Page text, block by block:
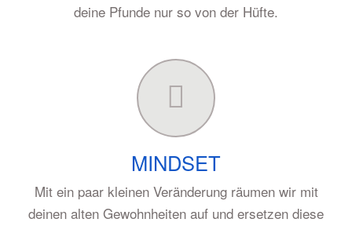
deine Pfunde nur so von der Hüfte.
MINDSET
Mit ein paar kleinen Veränderung räumen wir mit
deinen alten Gewohnheiten auf und ersetzen diese